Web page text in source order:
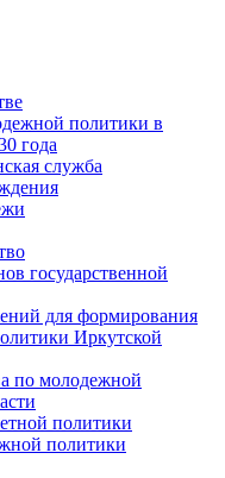
политики в
года
служба
государственной
для формирования
Иркутской
по молодежной
политики
политики